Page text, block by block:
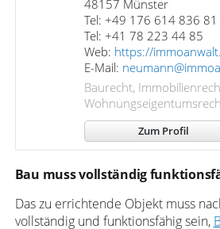
48157 Münster
Tel: +49 176 614 836 81
Tel: +41 78 223 44 85
Web: https://
E-Mail:
Baurecht,
Zum Profil
Bau muss vollständig
Das zu errichtende Objekt muss
vollständig und funktionsfähig sein,